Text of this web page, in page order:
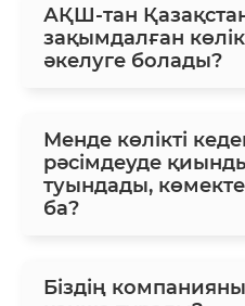
АҚШ-тан
зақымдалған
әкелуге болады?
Менде көлікті
рәсімдеуде
туындады,
ба?
Біздің